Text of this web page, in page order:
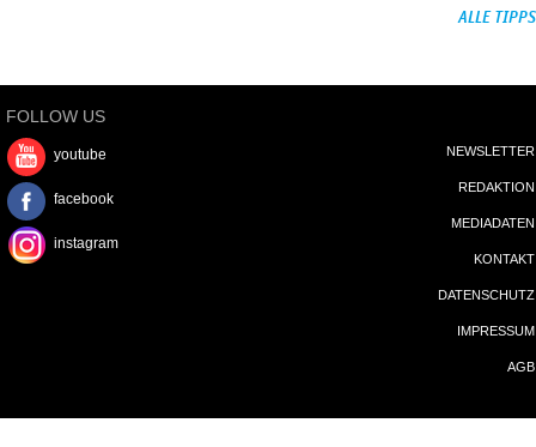
ALLE TIPPS
FOLLOW US
youtube
facebook
instagram
NEWSLETTER
REDAKTION
MEDIADATEN
KONTAKT
DATENSCHUTZ
IMPRESSUM
AGB